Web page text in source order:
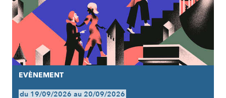
EVÈNEMENT
du 19/09/2026 au 20/09/2026